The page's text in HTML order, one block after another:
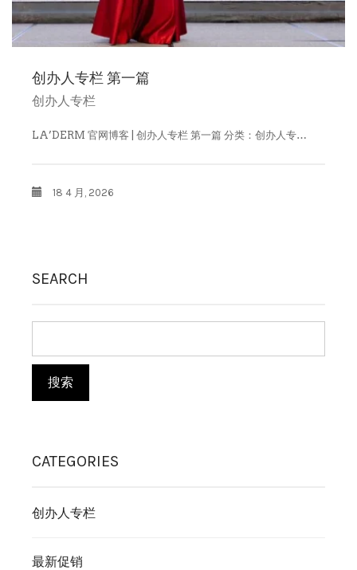
创办人专栏 第一篇
创办人专栏
LA’DERM 官网博客 | 创办人专栏 第一篇 分类：创办人专…
18 4 月, 2026
SEARCH
CATEGORIES
创办人专栏
最新促销